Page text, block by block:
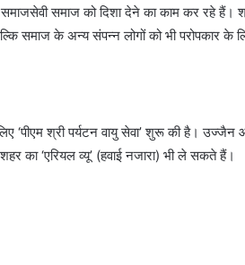
समाज को दिशा देने का काम कर रहे हैं।
समाज के अन्य संपन्न लोगों को भी परोपकार के
‘पीएम श्री पर्यटन वायु सेवा’ शुरू की है। उज्जैन
‘एरियल व्यू’ (हवाई नजारा) भी ले सकते हैं।